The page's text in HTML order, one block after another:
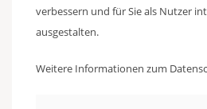
verbessern und für Sie als Nutzer
ausgestalten.
Weitere Informationen zum